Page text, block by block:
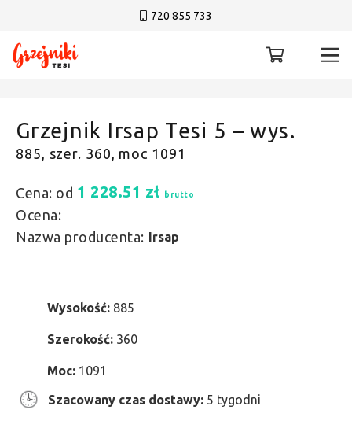
720 855 733
Grzejnik Irsap Tesi 5 – wys.
885, szer. 360, moc 1091
Cena: od 1 228.51 zł brutto
Ocena:
Nazwa producenta: Irsap
Wysokość: 885
Szerokość: 360
Moc: 1091
Szacowany czas dostawy: 5 tygodni